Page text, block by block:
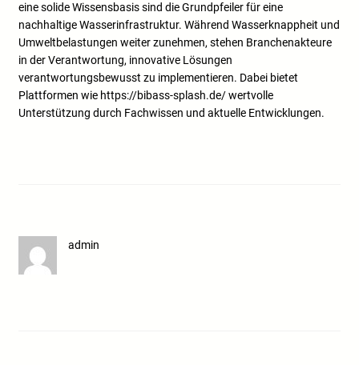
eine solide Wissensbasis sind die Grundpfeiler für eine
nachhaltige Wasserinfrastruktur. Während Wasserknappheit und
Umweltbelastungen weiter zunehmen, stehen Branchenakteure
in der Verantwortung, innovative Lösungen
verantwortungsbewusst zu implementieren. Dabei bietet
Plattformen wie https://bibass-splash.de/ wertvolle
Unterstützung durch Fachwissen und aktuelle Entwicklungen.
admin